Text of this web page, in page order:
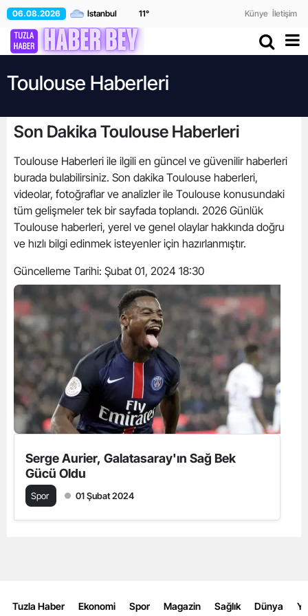
06.08.2026 11° Künye İletişim
Toulouse Haberleri
Son Dakika Toulouse Haberleri
Toulouse Haberleri ile ilgili en güncel ve güvenilir haberleri
burada bulabilirsiniz. Son dakika Toulouse haberleri,
videolar, fotoğraflar ve analizler ile Toulouse konusundaki
tüm gelişmeler tek bir sayfada toplandı. 2026 Günlük
Toulouse haberleri, yerel ve genel olaylar hakkında doğru
ve hızlı bilgi edinmek isteyenler için hazırlanmıştır.
Güncelleme Tarihi: Şubat 01, 2024 18:30
Serge Aurier, Galatasaray'ın Sağ Bek
Gücü Oldu
Spor 01 Şubat 2024
Tuzla Haber Ekonomi Spor Magazin Sağlık Dünya